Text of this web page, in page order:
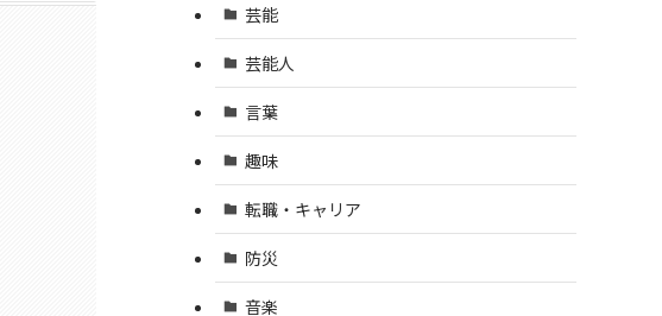
芸能
芸能人
言葉
趣味
転職・キャリア
防災
音楽